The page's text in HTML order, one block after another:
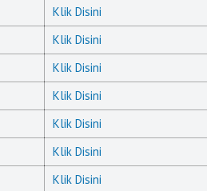
Klik Disini
Klik Disini
Klik Disini
Klik Disini
Klik Disini
Klik Disini
Klik Disini